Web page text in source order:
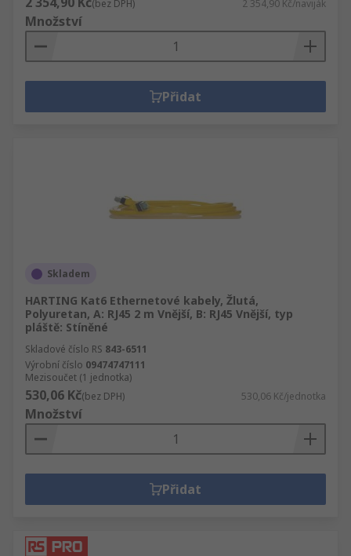
(bez DPH) 2 354,90 Kč/naviják
Množství
Přidat
Skladem
HARTING Kat6 Ethernetové kabely, Žlutá,
Polyuretan, A: RJ45 2 m Vnější, B: RJ45 Vnější, typ
pláště: Stíněné
Skladové číslo RS 843-6511
Výrobní číslo 09474747111
Mezisoučet (1 jednotka)
530,06 Kč(bez DPH) 530,06 Kč/jednotka
Množství
Přidat